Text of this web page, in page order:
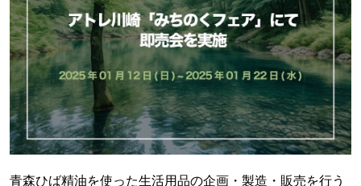
青森ひば精油を使った生活用品の企画・製造・販売を行う